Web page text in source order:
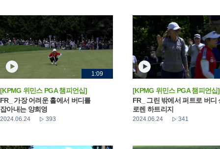
1:09
[KPMG 위민스 PGA 챔피언십]
FR_ 가장 어려운 홀에서 버디를
잡아내는 양희영
2024.06.24 393
[KPMG 위민스 PGA 챔피언십]
FR_ 그린 밖에서 퍼트로 버디
로렌 하트리지
2024.06.24 341